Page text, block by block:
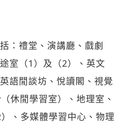
：禮堂、演講廳、戲劇
室（1）及（2）、英文
語閒談坊、悅讀閣、視覺
休閒學習室）、地理室、
、多媒體學習中心、物理